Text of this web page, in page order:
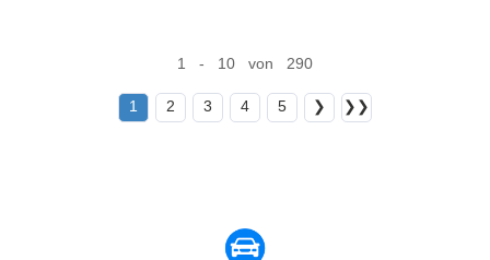
1 - 10 von 290
1 2 3 4 5 ❯ ❯❯